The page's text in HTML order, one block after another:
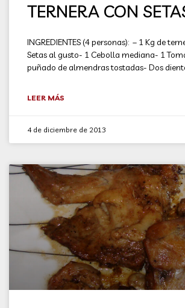
TERNERA CON
INGREDIENTES (4 personas): – 1 Kg de
Setas al gusto- 1 Cebolla mediana- 1
puñado de almendras tostadas- Dos
LEER MÁS
4 de diciembre de 2013